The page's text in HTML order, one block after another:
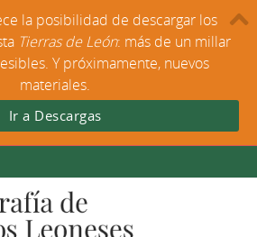
la posibilidad de descargar los
Tierras de León: más de un millar
Y próximamente, nuevos
materiales.
Ir a Descargas